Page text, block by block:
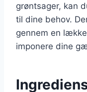
grøntsager, kan
til dine behov.
gennem en
imponere dine